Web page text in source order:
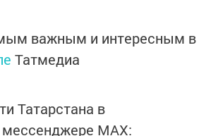
важным и интересным в
Татмедиа
Татарстана в
MАХ: